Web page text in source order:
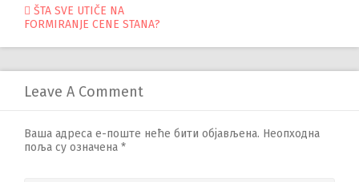
Управљање
објавама
ŠTA SVE UTIČE NA
FORMIRANJE CENE STANA?
Leave A Comment
Ваша адреса е-поште неће бити објављена. Неопходна
поља су означена *